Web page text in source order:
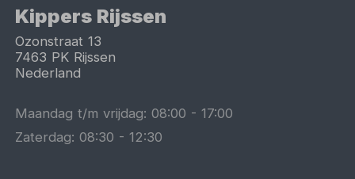
Kippers Rijssen
Ozonstraat 13
7463 PK Rijssen
Nederland
Maandag t/m vrijdag:08:00 -17:00
Zaterdag:08:30 -12:30